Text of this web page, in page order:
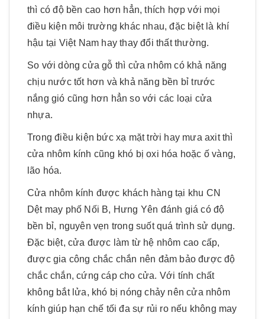
thì có độ bền cao hơn hẳn, thích hợp với mọi
điều kiện môi trường khác nhau, đặc biệt là khí
hậu tại Việt Nam hay thay đổi thất thường.
So với dòng cửa gỗ thì cửa nhôm có khả năng
chịu nước tốt hơn và khả năng bền bỉ trước
nắng gió cũng hơn hẳn so với các loại cửa
nhựa.
Trong điều kiện bức xạ mặt trời hay mưa axit thì
cửa nhôm kính cũng khó bị oxi hóa hoặc ố vàng,
lão hóa.
Cửa nhôm kính được khách hàng tại khu CN
Dệt may phố Nối B, Hưng Yên đánh giá có độ
bền bỉ, nguyên vẹn trong suốt quá trình sử dụng.
Đặc biệt, cửa được làm từ hệ nhôm cao cấp,
được gia công chắc chắn nên đảm bảo được độ
chắc chắn, cứng cáp cho cửa. Với tính chất
không bắt lửa, khó bị nóng chảy nên cửa nhôm
kính giúp hạn chế tối đa sự rủi ro nếu không may